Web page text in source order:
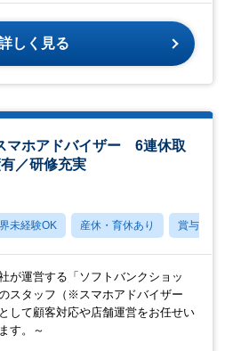
しく見る
マホアドバイザー 6連休取
／研修充実
未経験OK 産休・育休あり 賞与あり
が運営する「ソフトバンクショッ
スタッフ（※スマホアドバイザー
して顧客対応や店舗運営をお任せい
す。～